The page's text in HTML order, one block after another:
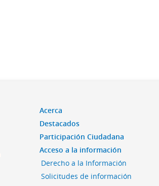
Acerca
Destacados
Participación Ciudadana
Acceso a la información
Derecho a la Información
Solicitudes de información